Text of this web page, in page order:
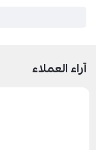
آراء العملاء